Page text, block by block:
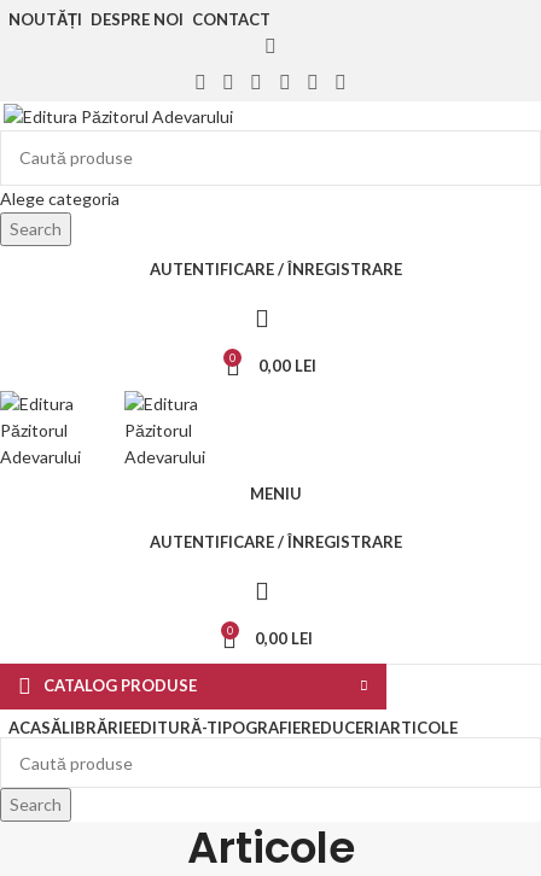
NOUTĂȚI DESPRE NOI CONTACT
Alege categoria
Search
AUTENTIFICARE / ÎNREGISTRARE
0 0,00 LEI
MENIU
AUTENTIFICARE / ÎNREGISTRARE
0 0,00 LEI
CATALOG PRODUSE
ACASĂLIBRĂRIEEDITURĂ-TIPOGRAFIEREDUCERIARTICOLE
Search
Articole